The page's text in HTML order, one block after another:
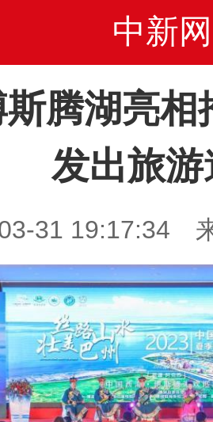
中新网
腾湖亮相
发出旅游
31 19:17:34